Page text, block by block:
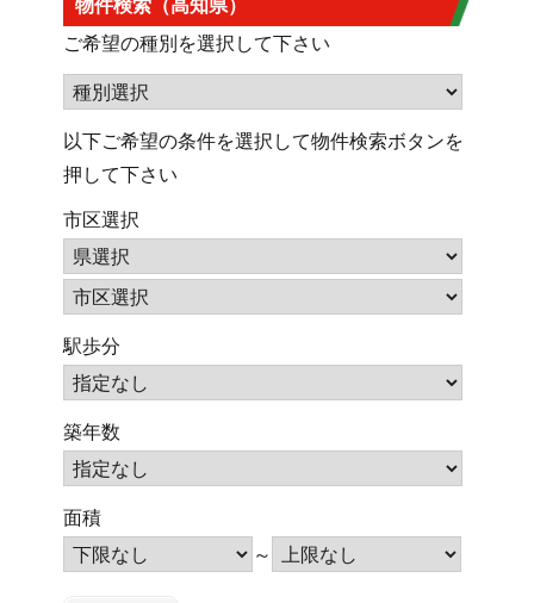
ご希望の種別を選択して下さい
以下ご希望の条件を選択して物件検索ボタンを
押して下さい
市区選択
駅歩分
築年数
面積
～